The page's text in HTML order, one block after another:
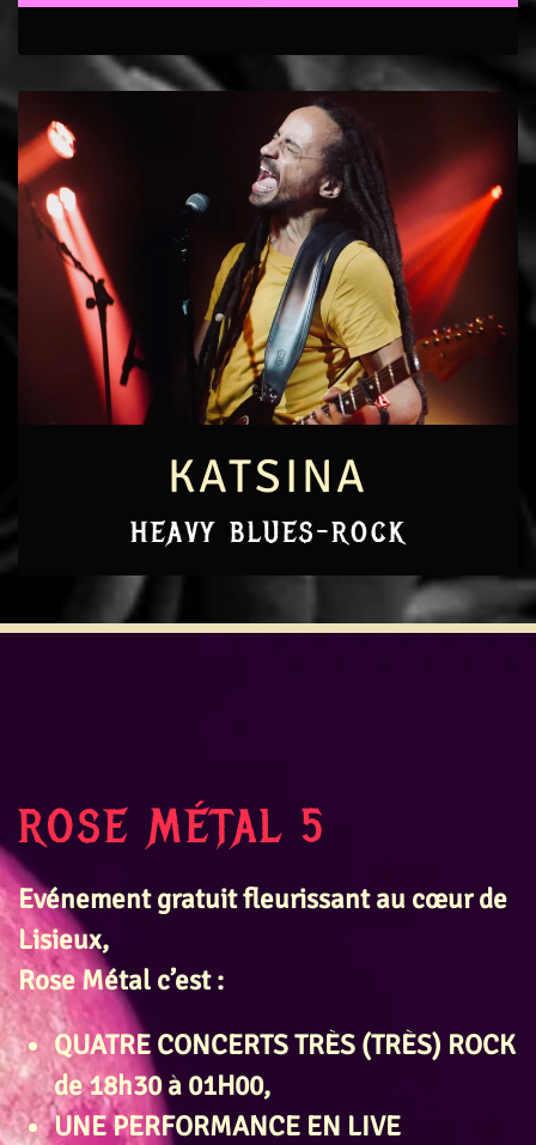
KATSINA
HEAVY BLUES-ROCK
ROSE MÉTAL 5
Evénement gratuit fleurissant au cœur de
Lisieux,
Rose Métal c’est :
QUATRE CONCERTS TRÈS (TRÈS) ROCK
de 18h30 à 01H00,
UNE PERFORMANCE EN LIVE